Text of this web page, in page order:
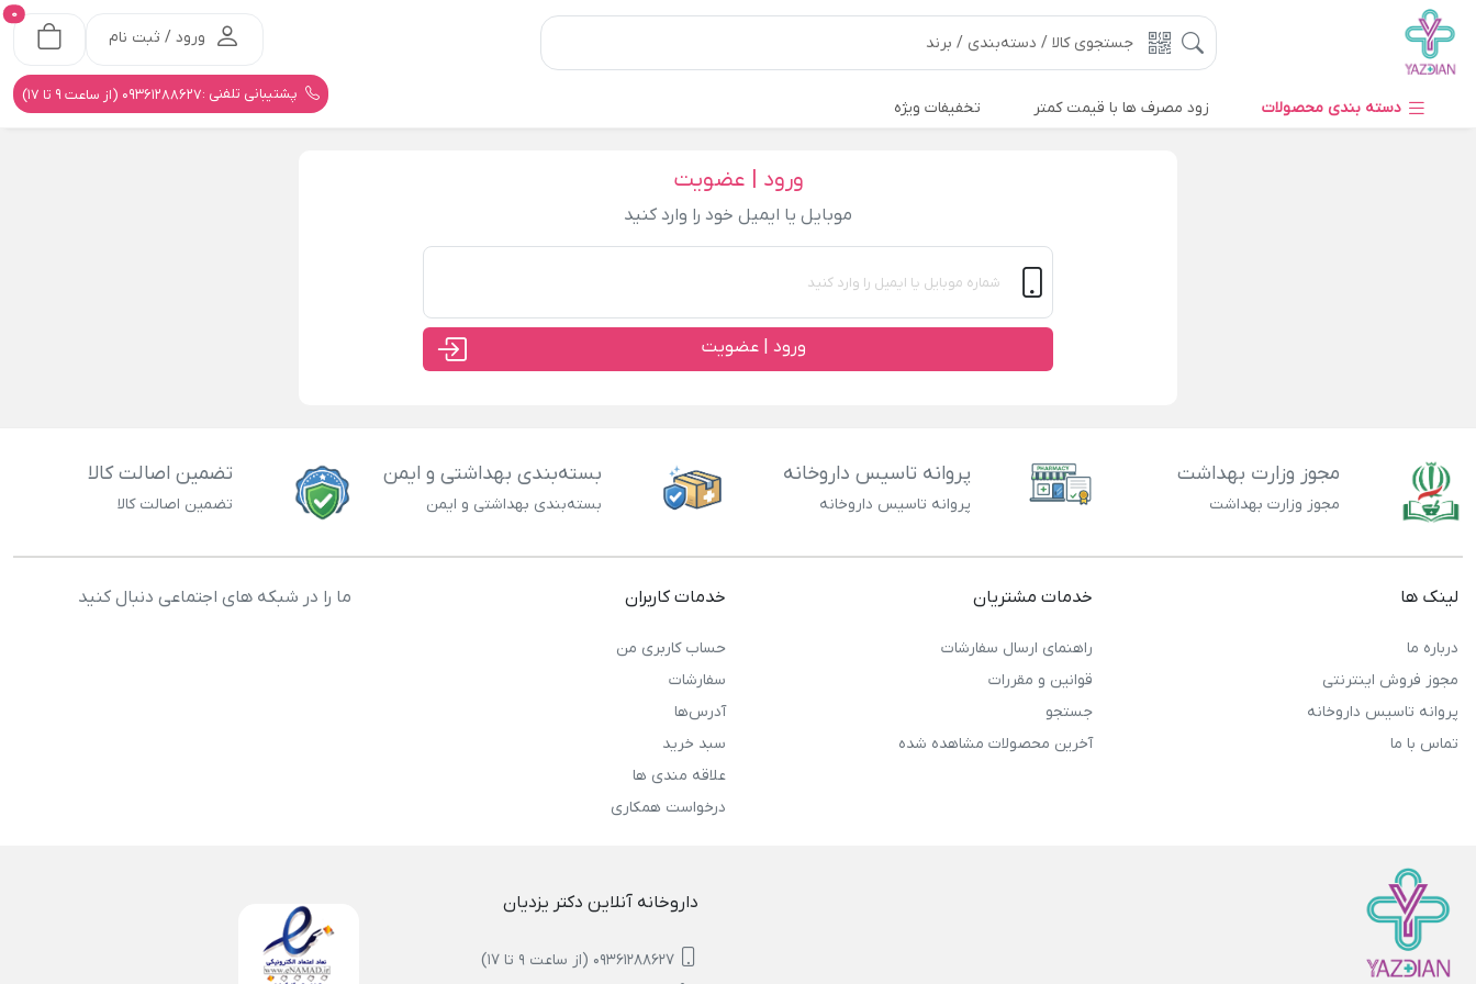
ورود / ثبت نام
0
پشتیبانی تلفنی :09361288627 (از ساعت 9 تا 17)
دسته بندی محصولات زود مصرف ها با قیمت کمتر تخفیفات ویژه
ورود | عضویت
موبایل یا ایمیل خود را وارد کنید
ورود | عضویت
مجوز وزارت بهداشت
مجوز وزارت بهداشت
پروانه تاسیس داروخانه
پروانه تاسیس داروخانه
بسته‌بندی بهداشتی و ایمن
بسته‌بندی بهداشتی و ایمن
تضمین اصالت کالا
تضمین اصالت کالا
لینک ها
درباره ما
مجوز فروش اینترنتی
پروانه تاسیس داروخانه
تماس با ما
خدمات مشتریان
راهنمای ارسال سفارشات
قوانین و مقررات
جستجو
آخرین محصولات مشاهده شده
خدمات کاربران
حساب کاربری من
سفارشات
آدرس‌ها
سبد خرید
علاقه مندی ها
درخواست همکاری
ما را در شبکه های اجتماعی دنبال کنید
داروخانه آنلاین دکتر یزدیان
09361288627 (از ساعت 9 تا 17)